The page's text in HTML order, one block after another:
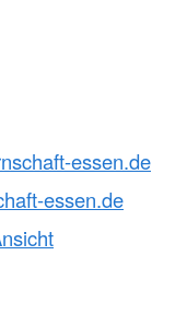
essen.de
essen.de